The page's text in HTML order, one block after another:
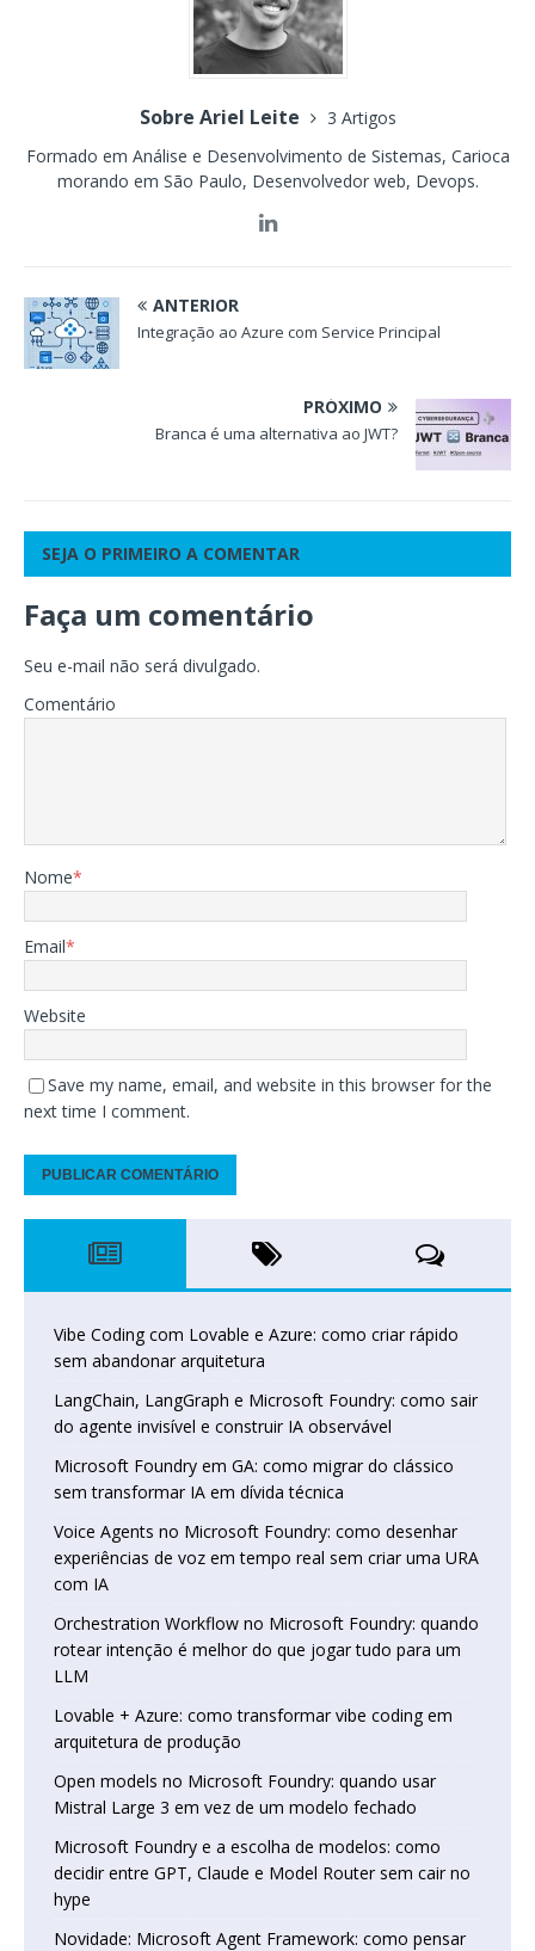
Sobre Ariel Leite
3 Artigos
Formado em Análise e Desenvolvimento de Sistemas, Carioca
morando em São Paulo, Desenvolvedor web, Devops.
ANTERIOR
Integração ao Azure com Service Principal
PRÓXIMO
Branca é uma alternativa ao JWT?
SEJA O PRIMEIRO A COMENTAR
Faça um comentário
Seu e-mail não será divulgado.
Comentário
Nome*
Email*
Website
Save my name, email, and website in this browser for the
next time I comment.
Vibe Coding com Lovable e Azure: como criar rápido
sem abandonar arquitetura
LangChain, LangGraph e Microsoft Foundry: como sair
do agente invisível e construir IA observável
Microsoft Foundry em GA: como migrar do clássico
sem transformar IA em dívida técnica
Voice Agents no Microsoft Foundry: como desenhar
experiências de voz em tempo real sem criar uma URA
com IA
Orchestration Workflow no Microsoft Foundry: quando
rotear intenção é melhor do que jogar tudo para um
LLM
Lovable + Azure: como transformar vibe coding em
arquitetura de produção
Open models no Microsoft Foundry: quando usar
Mistral Large 3 em vez de um modelo fechado
Microsoft Foundry e a escolha de modelos: como
decidir entre GPT, Claude e Model Router sem cair no
hype
Novidade: Microsoft Agent Framework: como pensar